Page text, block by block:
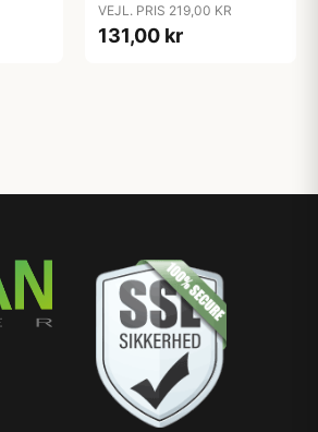
VEJL. PRIS 219,00 KR
131,00 kr